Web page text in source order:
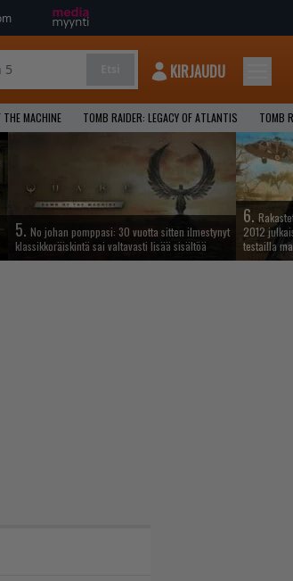
KIRJAUDU
THE MACHINE TOMB RAIDER: LEGACY OF ATLANTIS TOMB
5. No johan pomppasi: 30 vuotta sitten ilmestynyt
klassikkoräiskintä sai valtavasti lisää sisältöä
6.
2012
testailla